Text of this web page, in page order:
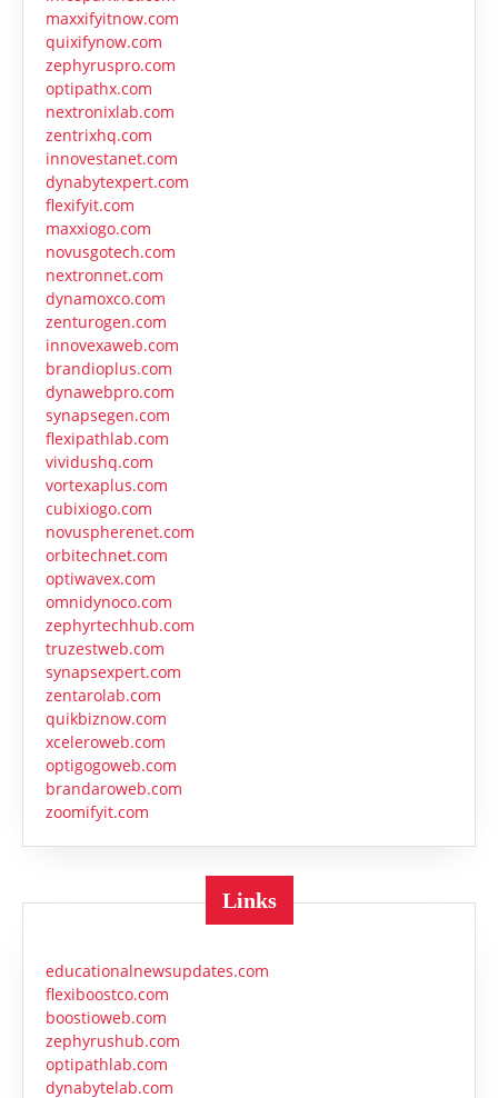
maxxifyitnow.com
quixifynow.com
zephyruspro.com
optipathx.com
nextronixlab.com
zentrixhq.com
innovestanet.com
dynabytexpert.com
flexifyit.com
maxxiogo.com
novusgotech.com
nextronnet.com
dynamoxco.com
zenturogen.com
innovexaweb.com
brandioplus.com
dynawebpro.com
synapsegen.com
flexipathlab.com
vividushq.com
vortexaplus.com
cubixiogo.com
novuspherenet.com
orbitechnet.com
optiwavex.com
omnidynoco.com
zephyrtechhub.com
truzestweb.com
synapsexpert.com
zentarolab.com
quikbiznow.com
xceleroweb.com
optigogoweb.com
brandaroweb.com
zoomifyit.com
Links
educationalnewsupdates.com
flexiboostco.com
boostioweb.com
zephyrushub.com
optipathlab.com
dynabytelab.com